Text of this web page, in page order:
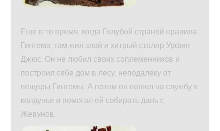
Еще в то время, когда Голубой страной правила
Гингема, там жил злой и хитрый столяр Урфин
Джюс. Он не любил своих соплеменников и
построил себе дом в лесу, неподалеку от
пещеры Гингемы. А потом он пошел на службу к
колдунье и помогал ей собирать дань с
Жевунов.